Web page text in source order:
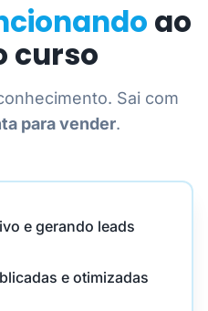
ao
curso
Sai com
para vender.
e gerando leads
e otimizadas